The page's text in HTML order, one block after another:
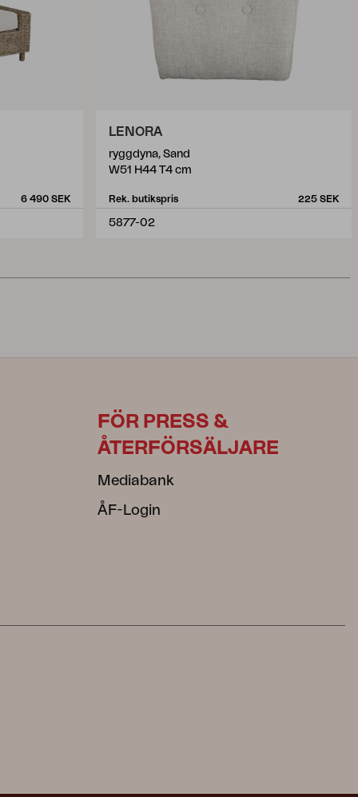
6 490 SEK
LENORA
ryggdyna, Sand
W51 H44 T4 cm
Rek. butikspris 225 SEK
5877-02
FÖR PRESS &
ÅTERFÖRSÄLJARE
Mediabank
ÅF-Login